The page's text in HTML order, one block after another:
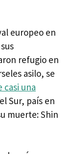
europeo en
refugio en
asilo, se
casi una
Sur, país en
muerte: Shin